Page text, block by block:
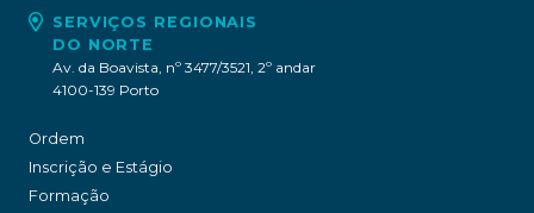
SERVIÇOS REGIONAIS
DO NORTE
Av. da Boavista, nº 3477/3521, 2º andar
4100-139 Porto
Ordem
Inscrição e Estágio
Formação